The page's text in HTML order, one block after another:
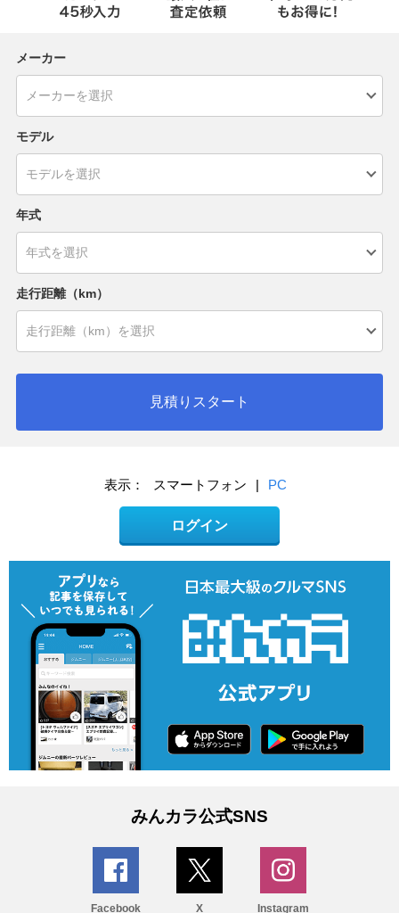
メーカー
モデル
年式
走行距離（km）
見積りスタート
表示： スマートフォン | PC
ログイン
みんカラ公式SNS
Facebook X Instagram